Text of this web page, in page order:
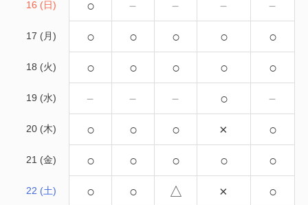
16 (日) ○ － － － －
17 (月) ○ ○ ○ ○ ○
18 (火) ○ ○ ○ ○ ○
19 (水) － － － ○ －
20 (木) ○ ○ ○ × ○
21 (金) ○ ○ ○ ○ ○
22 (土) ○ ○ △ × ○